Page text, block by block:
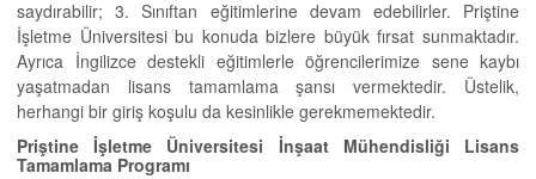
saydırabilir; 3. Sınıftan eğitimlerine devam edebilirler. Priştine
İşletme Üniversitesi bu konuda bizlere büyük fırsat sunmaktadır.
Ayrıca İngilizce destekli eğitimlerle öğrencilerimize sene kaybı
yaşatmadan lisans tamamlama şansı vermektedir. Üstelik,
herhangi bir giriş koşulu da kesinlikle gerekmemektedir.
Priştine İşletme Üniversitesi İnşaat Mühendisliği Lisans
Tamamlama Programı